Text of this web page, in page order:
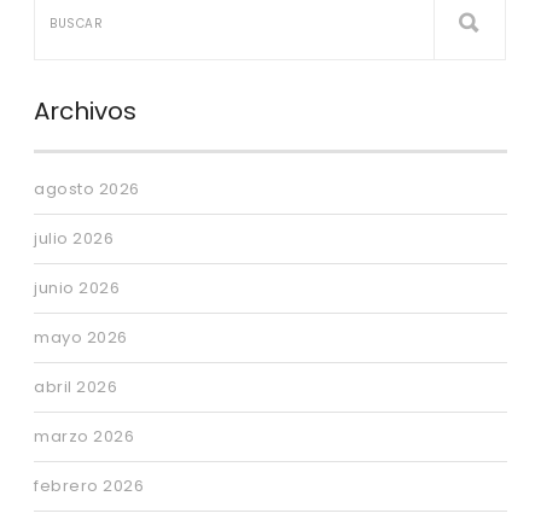
Archivos
agosto 2026
julio 2026
junio 2026
mayo 2026
abril 2026
marzo 2026
febrero 2026